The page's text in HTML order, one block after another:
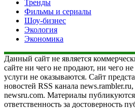
Тренды
Фильмы и сериалы
Шоу-бизнес
Экология
Экономика
Данный сайт не является
сайте ни чего не продают, ни чего
услуги не оказываются. Сайт
новостей RSS канала
newsru.com. Материалы
ответственность за достоверность